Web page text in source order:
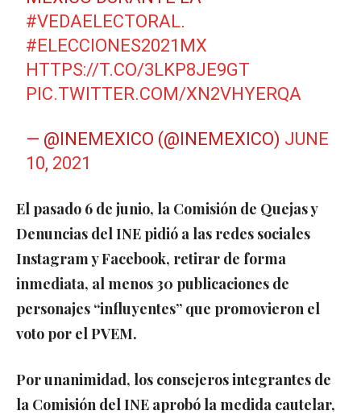
#VEDAELECTORAL.
#ELECCIONES2021MX
HTTPS://T.CO/3LKP8JE9GT
PIC.TWITTER.COM/XN2VHYERQA
— @INEMEXICO (@INEMEXICO) JUNE
10, 2021
El pasado 6 de junio, la Comisión de Quejas y
Denuncias del INE pidió a las redes sociales
Instagram y Facebook, retirar de forma
inmediata, al menos 30 publicaciones de
personajes “influyentes” que promovieron el
voto por el PVEM.
Por unanimidad, los consejeros integrantes de
la Comisión del INE aprobó la medida cautelar,